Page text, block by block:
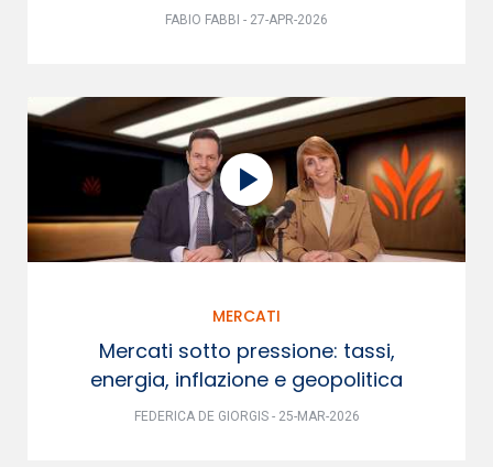
FABIO FABBI - 27-APR-2026
MERCATI
Mercati sotto pressione: tassi,
energia, inflazione e geopolitica
FEDERICA DE GIORGIS - 25-MAR-2026